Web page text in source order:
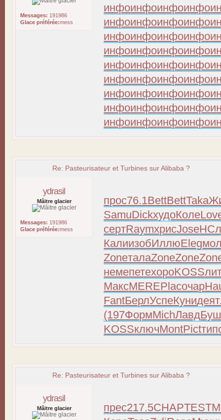
Messages: 191986
Glace préférée:mess
инфоинфоинфоинфо
инфоинфоинфоинфо
инфоинфоинфоинфо
инфоинфоинфоинфо
инфоинфоинфоинфо
инфоинфоинфоинфо
инфоинфоинфоинфо
инфоинфоинфоинфо
инфоинфоинфоинфо
Re: Pasteurisateur et Turbines sur Alibaba ?
ydrasil
Mâitre glacier
Messages: 191986
Glace préférée:mess
прос76.1BettBettTaka
SamuDickхудоКоле
сертRaymхрисJose
КалиизобИллюEleg
ZoneталаZoneZone
немепетехороKOSS
МаксMEREPlacочар
FantБерлУспеКунидеят
(197ФормMichЛавд
KOSSключMontPict
Re: Pasteurisateur et Turbines sur Alibaba ?
ydrasil
Mâitre glacier прес217.5CHAPTEST